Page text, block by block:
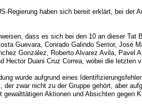
Regierung haben sich bereit erklärt, bei der
dass es sich bei den 10 an dieser Tat
Guevara, Conrado Galindo Serrior, José
González, Roberto Alvarez Avila, Pavel
Hector Duani Cruz Correa, wobei die letzten
wurde aufgrund eines
der zwar nicht zu der Gruppe gehört, aber
gewalttätigen Aktionen und Absichten gegen